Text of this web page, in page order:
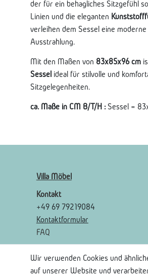
der für ein behagliches Sitzgefühl
Linien und die eleganten
verleihen dem Sessel eine
Ausstrahlung.
Mit den Maßen von 83x85x96 cm
Sesselideal für stilvolle und
Sitzgelegenheiten.
ca. Maße in CM B/T/H :Sessel =
Villa Möbel
Kontakt
+49 69 79219084
Kontaktformular
FAQ
Rechtliches
Wir verwenden Cookies und
auf unserer Website und